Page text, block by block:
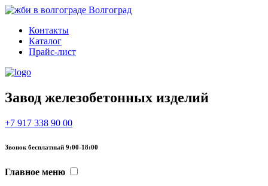
Волгоград
Контакты
Каталог
Прайс-лист
Завод железобетонных изделий
+7 917 338 90 00
Звонок бесплатный 9:00-18:00
Главное меню